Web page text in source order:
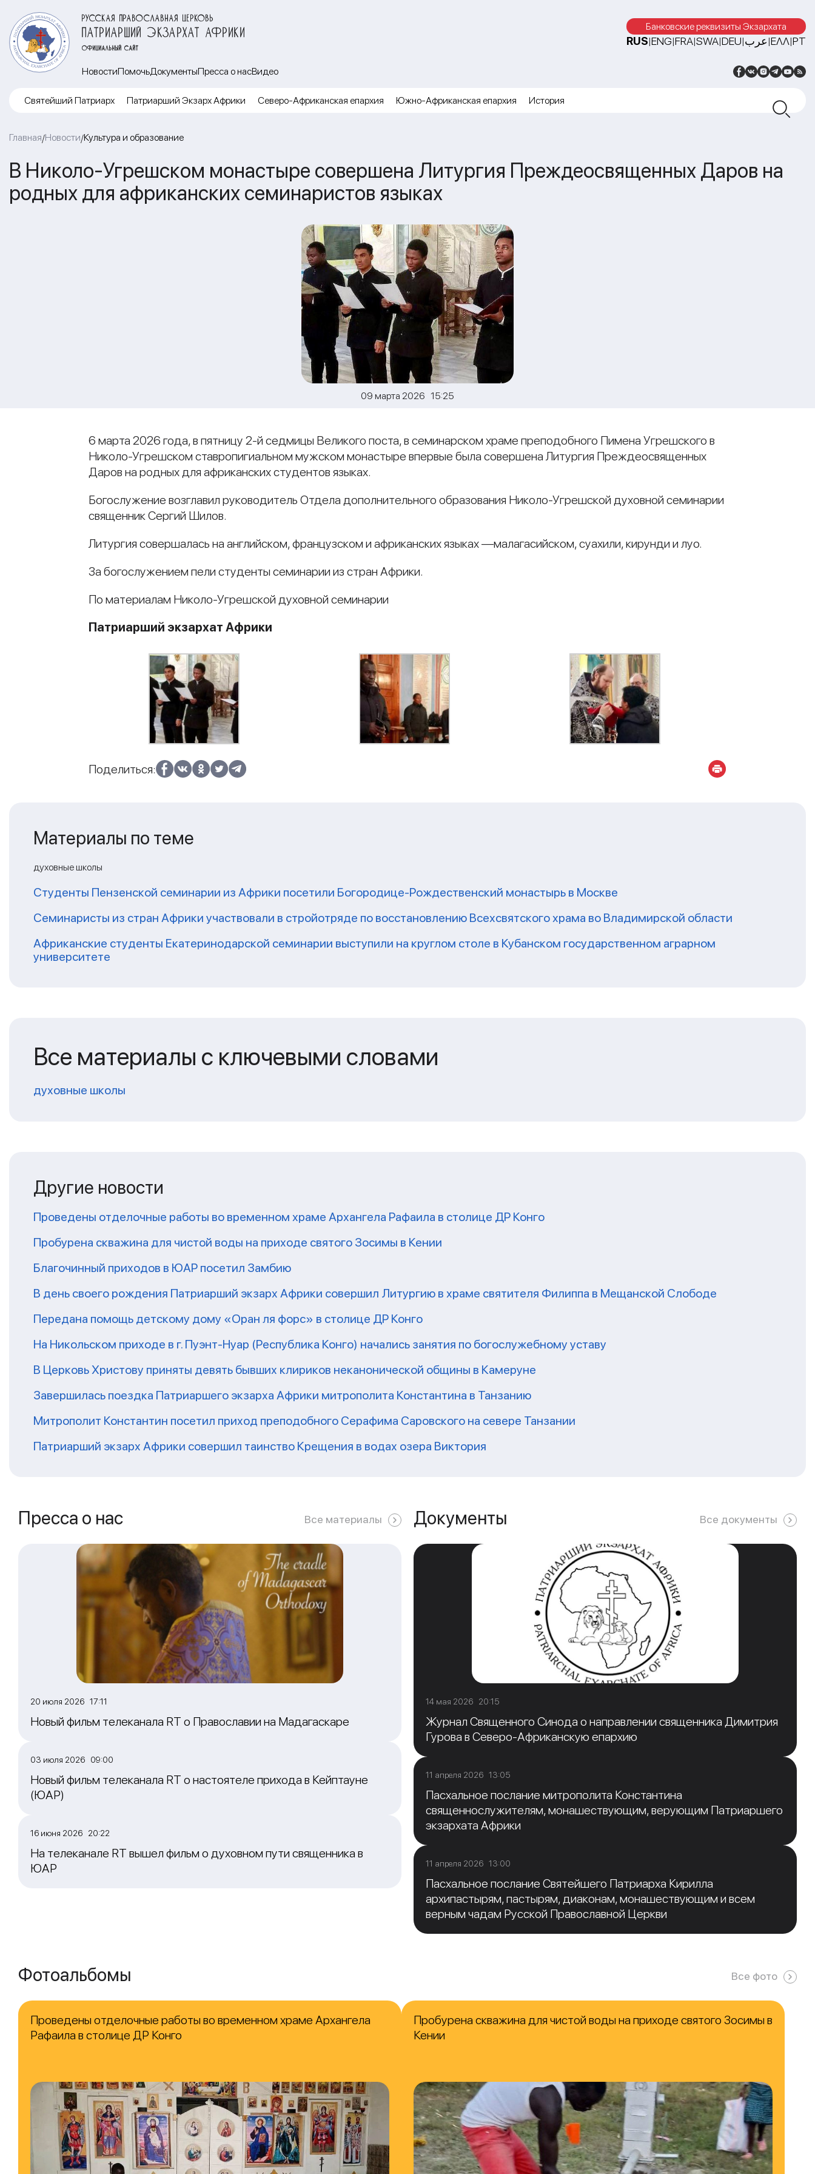
РУССКАЯ ПРАВОСЛАВНАЯ ЦЕРКОВЬ
ПАТРИАРШИЙ ЭКЗАРХАТ АФРИКИ
ОФИЦИАЛЬНЫЙ САЙТ
Банковские реквизиты Экзархата
RUS|ENG|FRA|SWA|DEU|عرب|ΕΛΛ|PT
НовостиПомочьДокументыПресса о насВидео
Cвятейший Патриарх Патриарший Экзарх Африки Северо-Африканская епархия Южно-Африканская епархия История
Главная/Новости/Культура и образование
В Николо-Угрешском монастыре совершена Литургия Преждеосвященных Даров на
родных для африканских семинаристов языках
09 марта 2026 15:25
6 марта 2026 года, в пятницу 2-й седмицы Великого поста, в семинарском храме преподобного Пимена Угрешского в
Николо-Угрешском ставропигиальном мужском монастыре впервые была совершена Литургия Преждеосвященных
Даров на родных для африканских студентов языках.
Богослужение возглавил руководитель Отдела дополнительного образования Николо-Угрешской духовной семинарии
священник Сергий Шилов.
Литургия совершалась на английском, французском и африканских языках —малагасийском, суахили, кирунди и луо.
За богослужением пели студенты семинарии из стран Африки.
По материалам Николо-Угрешской духовной семинарии
Патриарший экзархат Африки
Поделиться:
Материалы по теме
духовные школы
Студенты Пензенской семинарии из Африки посетили Богородице-Рождественский монастырь в Москве
Семинаристы из стран Африки участвовали в стройотряде по восстановлению Всехсвятского храма во Владимирской области
Африканские студенты Екатеринодарской семинарии выступили на круглом столе в Кубанском государственном аграрном
университете
Все материалы с ключевыми словами
духовные школы
Другие новости
Проведены отделочные работы во временном храме Архангела Рафаила в столице ДР Конго
Пробурена скважина для чистой воды на приходе святого Зосимы в Кении
Благочинный приходов в ЮАР посетил Замбию
В день своего рождения Патриарший экзарх Африки совершил Литургию в храме святителя Филиппа в Мещанской Слободе
Передана помощь детскому дому «Оран ля форс» в столице ДР Конго
На Никольском приходе в г. Пуэнт-Нуар (Республика Конго) начались занятия по богослужебному уставу
В Церковь Христову приняты девять бывших клириков неканонической общины в Камеруне
Завершилась поездка Патриаршего экзарха Африки митрополита Константина в Танзанию
Митрополит Константин посетил приход преподобного Серафима Саровского на севере Танзании
Патриарший экзарх Африки совершил таинство Крещения в водах озера Виктория
Пресса о нас Все материалы
20 июля 2026 17:11
Новый фильм телеканала RT о Православии на Мадагаскаре
03 июля 2026 09:00
Новый фильм телеканала RT о настоятеле прихода в Кейптауне
(ЮАР)
16 июня 2026 20:22
На телеканале RT вышел фильм о духовном пути священника в
ЮАР
Документы Все документы
14 мая 2026 20:15
Журнал Священного Синода о направлении священника Димитрия
Гурова в Северо-Африканскую епархию
11 апреля 2026 13:05
Пасхальное послание митрополита Константина
священнослужителям, монашествующим, верующим Патриаршего
экзархата Африки
11 апреля 2026 13:00
Пасхальное послание Святейшего Патриарха Кирилла
архипастырям, пастырям, диаконам, монашествующим и всем
верным чадам Русской Православной Церкви
Фотоальбомы Все фото
Проведены отделочные работы во временном храме Архангела
Рафаила в столице ДР Конго
Пробурена скважина для чистой воды на приходе святого Зосимы в
Кении